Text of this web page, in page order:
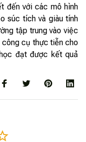
đến với các mô hình
súc tích và giàu tính
tập trung vào việc
công cụ thực tiễn cho
đạt được kết quả